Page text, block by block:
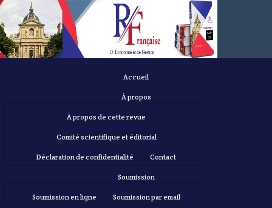
Accueil
À propos
À propos de cette revue
Comité scientifique et éditorial
Déclaration de confidentialité Contact
Soumission
Soumission en ligne Soumission par email